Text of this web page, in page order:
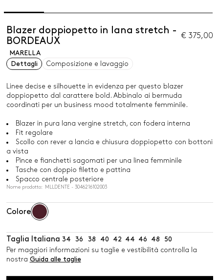
Blazer doppiopetto in lana stretch -
BORDEAUX
€ 375,00
MARELLA
Dettagli
Composizione e lavaggio
Linee decise e silhouette in evidenza per questo blazer
doppiopetto dal carattere bold. Abbinalo ai bermuda
coordinati per un business mood totalmente femminile.
Blazer in pura lana vergine stretch, con fodera interna
Fit regolare
Scollo con rever a lancia e chiusura doppiopetto con bottoni
a vista
Pince e fianchetti sagomati per una linea femminile
Tasche con doppio filetto e pattina
Spacco centrale posteriore
Nome prodotto: MLLDENTE - 3046216102003
Colore
Taglia Italiana 34 36 38 40 42 44 46 48
50
Per maggiori informazioni su taglie e vestibilità controlla la
nostra Guida alle taglie